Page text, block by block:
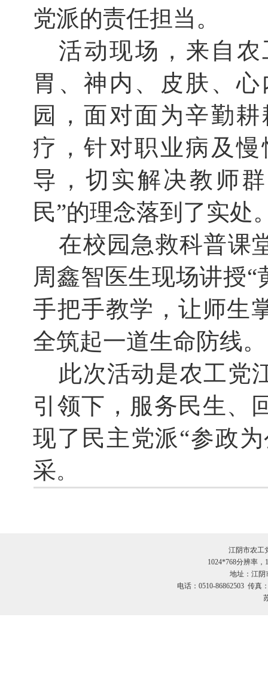
党派的责任担当。
活动现场，来自
胃、神内、皮肤、
园，面对面为辛勤
疗，针对职业病及
导，切实解决教师
民”的理念落到了实处
在校园急救科普课
周鑫智医生现场讲授
手把手教学，让师生
全筑起一道生命防线。
此次活动是农工党
引领下，服务民生、
现了民主党派“参政
采。
江阴市农工
1024*768分辨率
地址：江阴
电话：0510-86862503 传真